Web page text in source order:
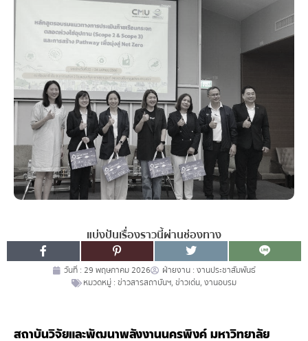
แบ่งปันเรื่องราวนี้ผ่านช่องทาง
วันที่ : 29 พฤษภาคม 2026 ฝ่ายงาน : งานประชาสัมพันธ์
หมวดหมู่ : ข่าวสารสถาบันฯ, ข่าวเด่น, งานอบรม
สถาบันวิจัยและพัฒนาพลังงานนครพิงค์ มหาวิทยาลัย